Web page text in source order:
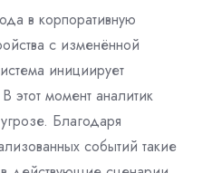
в корпоративную
с изменённой
инициирует
этот момент аналитик
Благодаря
событий такие